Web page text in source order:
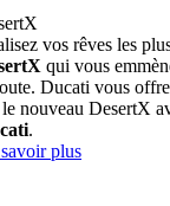
vos rêves les
qui vous
Ducati vous
nouveau DesertX
.
plus